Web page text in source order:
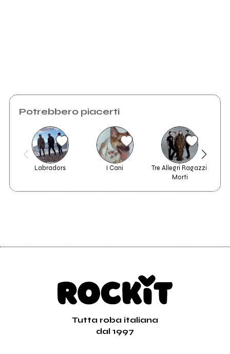
Little Alice
Vedi tutti
Invia messaggio
Potrebbero piacerti
Labradors I Cani
Tre Allegri Ragazzi
Morti
Tutta roba italiana
dal 1997